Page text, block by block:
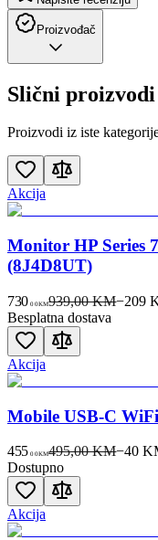
Proizvođač
Slični proizvodi
Proizvodi iz iste
Akcija
Monitor HP Series
(8J4D8UT)
730 00KM939,00 KM−209
Besplatna dostava
Akcija
Mobile USB-C
455 00KM495,00 KM−40
Dostupno
Akcija